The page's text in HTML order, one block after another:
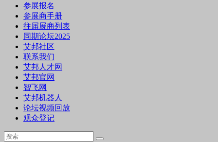
参展报名
参展商手册
往届展商列表
同期论坛2025
艾邦社区
联系我们
艾邦人才网
艾邦官网
智飞网
艾邦机器人
论坛视频回放
观众登记